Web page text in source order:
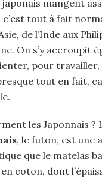
mangent
tout à fait
de l’Inde aux
On s’y accroupit
pour
tout en fait,
les Japonnais ?
, le futon, est une
que le matelas
coton, dont